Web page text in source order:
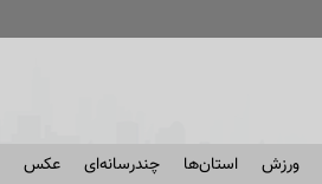
ورزش استان‌ها چندرسانه‌ای عکس